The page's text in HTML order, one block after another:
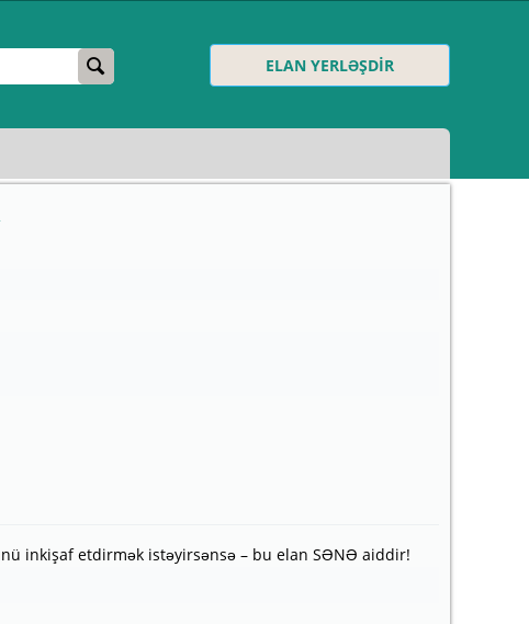
ELAN YERLƏŞDİR
inkişaf etdirmək istəyirsənsə – bu elan SƏNƏ aiddir!